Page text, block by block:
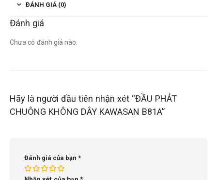
ĐÁNH GIÁ (0)
Đánh giá
Chưa có đánh giá nào.
Hãy là người đầu tiên nhận xét “ĐẦU PHÁT
CHUÔNG KHÔNG DÂY KAWASAN B81A”
Đánh giá của bạn *